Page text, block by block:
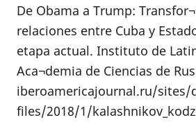
De Obama a Trump:
relaciones entre Cuba y
etapa actual. Instituto de
Aca¬demia de Ciencias de
iberoamericajournal.ru/sites/
files/2018/1/